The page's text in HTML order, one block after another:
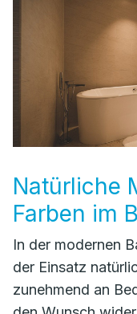
Natürliche
Farben im
In der modernen
der Einsatz
zunehmend an